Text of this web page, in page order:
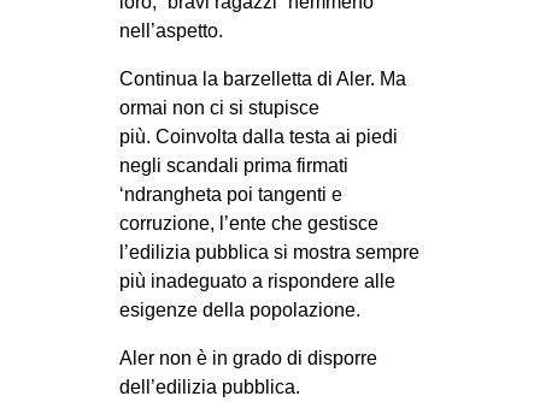
nell’aspetto.
Continua la barzelletta di Aler. Ma
ormai non ci si stupisce
più. Coinvolta dalla testa ai piedi
negli scandali prima firmati
‘ndrangheta poi tangenti e
corruzione, l’ente che gestisce
l’edilizia pubblica si mostra sempre
più inadeguato a rispondere alle
esigenze della popolazione.
Aler non è in grado di disporre
dell’edilizia pubblica.